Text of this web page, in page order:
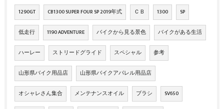
1290GT CB1300 SUPER FOUR SP 2019年式 ＣＢ 1300 SP
低走行 1190 ADVENTURE バイクから見る景色 バイクがある生活
ハーレー ストリードグライド スペシャル 参考
山形県バイク用品店 山形県バイクアパレル用品店
オシャレさん集合 メンテナンスオイル ブラシ SV650